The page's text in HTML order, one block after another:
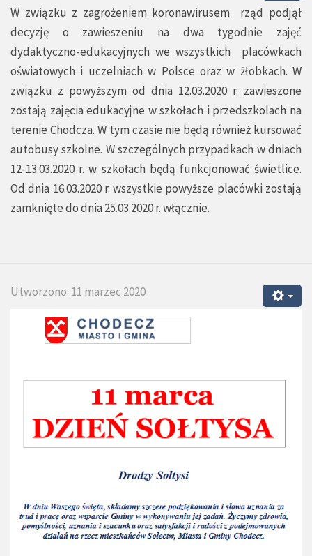
W związku z zagrożeniem koronawirusem rząd podjął
decyzję o zawieszeniu na dwa tygodnie zajęć
dydaktyczno-edukacyjnych we wszystkich placówkach
oświatowych i uczelniach w Polsce oraz w żłobkach. W
związku z powyższym od dnia 12.03.2020 r. zawieszone
zostają zajęcia edukacyjne w szkołach i przedszkolach na
terenie Chodcza. W tym czasie nie będą również kursować
autobusy szkolne. W szczególnych przypadkach w dniach
12-13.03.2020 r. w szkołach będą funkcjonować świetlice.
Od dnia 16.03.2020 r. wszystkie powyższe placówki zostają
zamknięte do dnia 25.03.2020 r. włącznie.
Utworzono: 11 marzec 2020